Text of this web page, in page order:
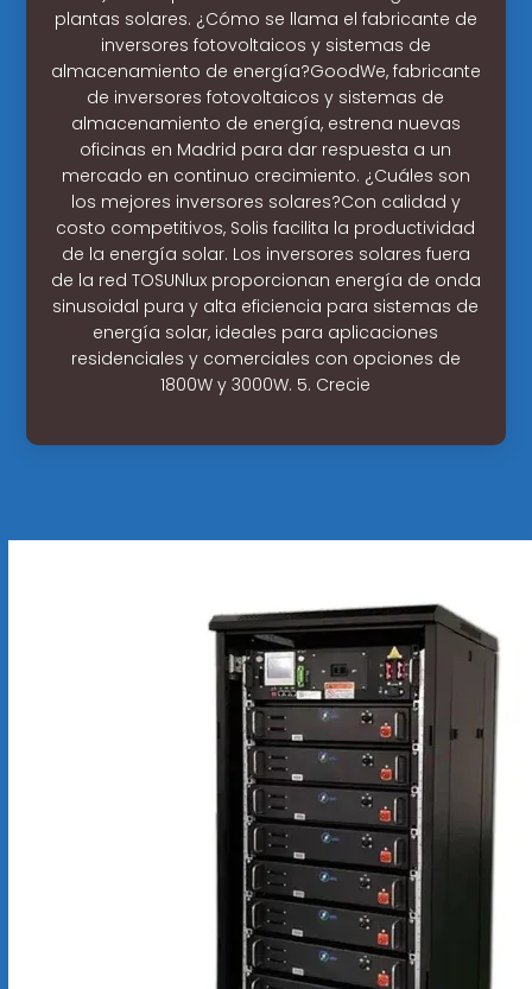
plantas solares. ¿Cómo se llama el fabricante de
inversores fotovoltaicos y sistemas de
almacenamiento de energía?GoodWe, fabricante
de inversores fotovoltaicos y sistemas de
almacenamiento de energía, estrena nuevas
oficinas en Madrid para dar respuesta a un
mercado en continuo crecimiento. ¿Cuáles son
los mejores inversores solares?Con calidad y
costo competitivos, Solis facilita la productividad
de la energía solar. Los inversores solares fuera
de la red TOSUNlux proporcionan energía de onda
sinusoidal pura y alta eficiencia para sistemas de
energía solar, ideales para aplicaciones
residenciales y comerciales con opciones de
1800W y 3000W. 5. Crecie